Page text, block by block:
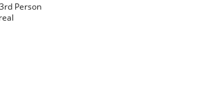
Person